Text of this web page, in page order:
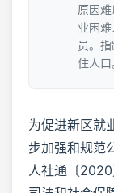
原因
业困
员。
住人口
为促进新区就
步加强和规范
人社通〔